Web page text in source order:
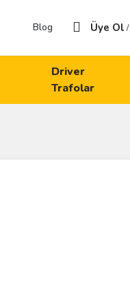
Blog Üye Ol /
Driver
Trafolar